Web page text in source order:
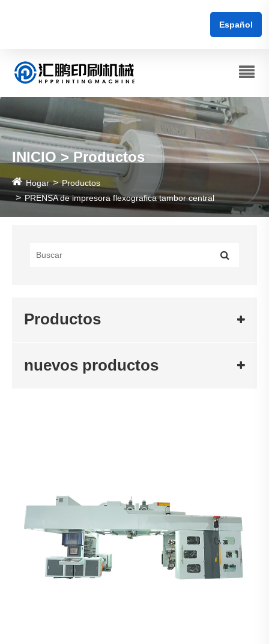
Español
INICIO > Productos
Hogar
Productos
PRENSA de impresora flexografica tambor central
Productos
nuevos productos